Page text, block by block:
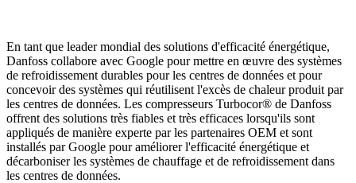
En tant que leader mondial des solutions d'efficacité énergétique,
Danfoss collabore avec Google pour mettre en œuvre des systèmes
de refroidissement durables pour les centres de données et pour
concevoir des systèmes qui réutilisent l'excès de chaleur produit par
les centres de données. Les compresseurs Turbocor® de Danfoss
offrent des solutions très fiables et très efficaces lorsqu'ils sont
appliqués de manière experte par les partenaires OEM et sont
installés par Google pour améliorer l'efficacité énergétique et
décarboniser les systèmes de chauffage et de refroidissement dans
les centres de données.